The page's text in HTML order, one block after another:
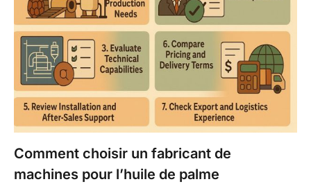
Comment choisir un fabricant de
machines pour l’huile de palme